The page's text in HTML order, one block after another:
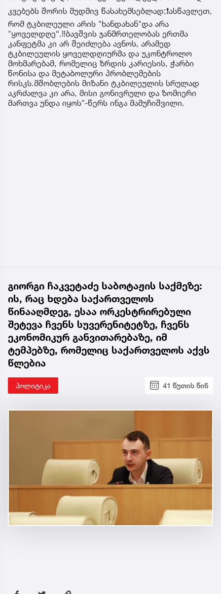
კვებებს შორის მუდმივ წასახემსებლად;❗️ასწავლეთ,
რომ ტკბილეული არის "ხანდახან"და არა
"ყოველდღე“.‼️ბავშვის ჯანმრთელობას ერთმა
კანფეტმა კი არ შეიძლება ავნოს, არამედ
ტკბილეულის ყოველდღიურმა და უკონტროლო
მოხმარებამ, რომელიც ზრდის კარიესის, ჭარბი
წონისა და მეტაბოლური პრობლემების
რისკს.მშობლების მიზანი ტკბილეულის სრულად
აკრძალვა კი არა, მისი გონივრული და ზომიერი
მართვა უნდა იყოს"-წერს ინგა მამუჩიშვილი.
გიორგი ჩაკვეტაძე საბოტაჟის საქმეზე:
ის, რაც ხდება საქართველოს
წინააღმდეგ, ესაა ორკესტრირებული
შეტევა ჩვენს სუვერენიტეტზე, ჩვენს
ეკონომიკურ განვითარებაზე, იმ
ტემპებზე, რომელიც საქართველოს აქვს
წლებია
პოლიტიკა 41 წუთის წინ